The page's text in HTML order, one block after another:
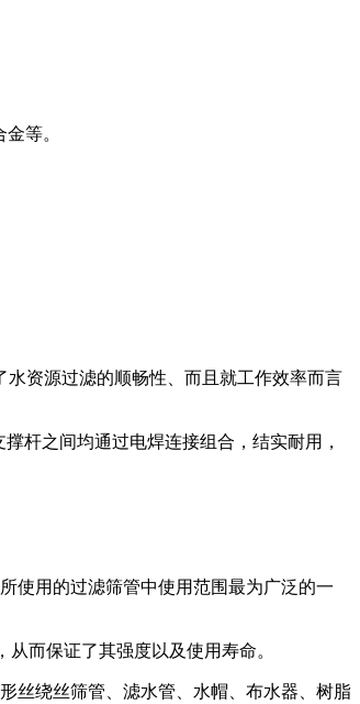
等。
资源过滤的顺畅性、而且就工作效率而言
杆之间均通过电焊连接组合，结实耐用，
使用的过滤筛管中使用范围最为广泛的一
而保证了其强度以及使用寿命。
丝绕丝筛管、滤水管、水帽、布水器、树脂